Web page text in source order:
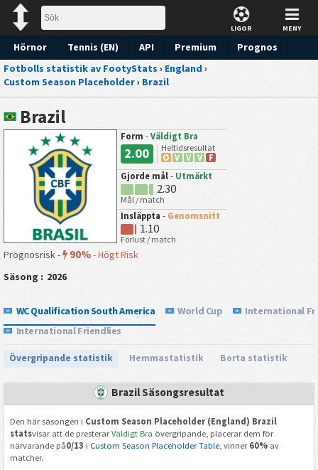
LIGOR MENY
Hörnor Tennis (EN) API Premium
Prognos
Fotbolls statistik av FootyStats › England ›
Custom Season Placeholder› Brazil
Brazil
Form - Väldigt Bra
2.00
Heltidsresultat
O V V V
F
Gjorde mål - Utmärkt
2.30
Mål / match
Insläppta - Genomsnitt
1.10
Förlust / match
Prognosrisk - 90%-Högt Risk
Säsong : 2026
WC Qualification South America World Cup
International
International Friendlies
Övergripande statistik Hemmastatistik Borta statistik
Brazil Säsongsresultat
Den här säsongen i Custom Season Placeholder (England) Brazil
statsvisar att de presterarVäldigt Bra övergripande, placerar dem för
närvarande på0/13 i Custom Season Placeholder Table, vinner 60%av
matcher.